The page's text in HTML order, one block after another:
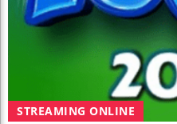
STREAMING ONLINE